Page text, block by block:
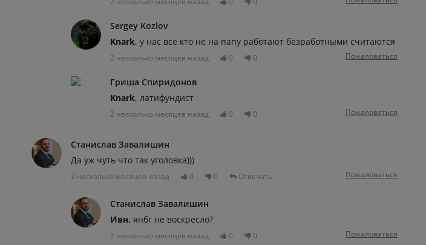
Sergey Kozlov
Knark, у нас все кто не на папу работают безработными считаются
2 несколько месяцев назад 0 0 Пожаловаться
Гриша Спиридонов
Knark, латифундист
2 несколько месяцев назад 0 0 Пожаловаться
Станислав Завалишин
Да уж чуть что так уголовка)))
2 несколько месяцев назад 0 0 Отвечать Пожаловаться
Станислав Завалишин
Ивн, янбг не воскресло?
2 несколько месяцев назад 0 0 Пожаловаться